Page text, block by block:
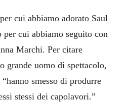
cui abbiamo adorato Saul
cui abbiamo seguito con
Marchi. Per citare
grande uomo di spettacolo,
smesso di produrre
stessi dei capolavori.”